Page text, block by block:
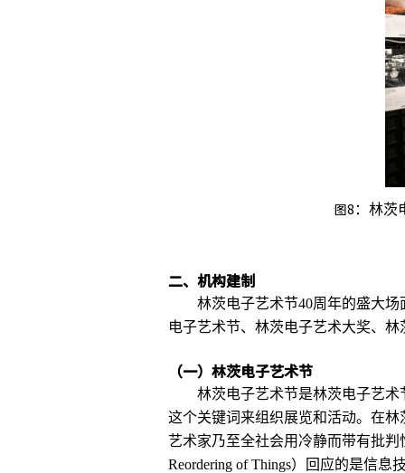
图8 ：林茨
二、机构建制
林茨电子艺术节40周年的盛大
电子艺术节、林茨电子艺术大奖、
（一）林茨电子艺术节
林茨电子艺术节是林茨电子艺
这个关键词来组织展览和活动。在
艺术家乃至全社会用冷静而带有批
Reordering of Things）回应的是信